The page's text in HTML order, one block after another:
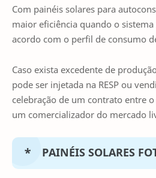
Com painéis solares para
maior eficiência quando o
acordo com o perfil de consumo
Caso exista excedente de
pode ser injetada na RESP ou
celebração de um contrato entre
um comercializador do mercado
PAINÉIS SOLARES